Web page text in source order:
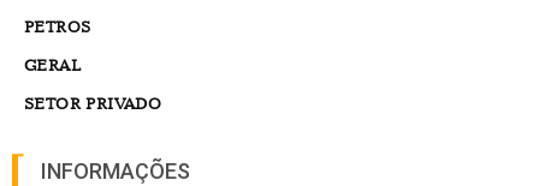
PETROS
GERAL
SETOR PRIVADO
INFORMAÇÕES